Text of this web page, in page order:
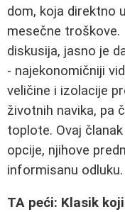
dom, koja direktno
mesečne troškove.
diskusija, jasno je
- najekonomičniji
veličine i izolacije
životnih navika, pa
toplote. Ovaj
opcije, njihove
informisanu odluku.
TA peći: Klasik